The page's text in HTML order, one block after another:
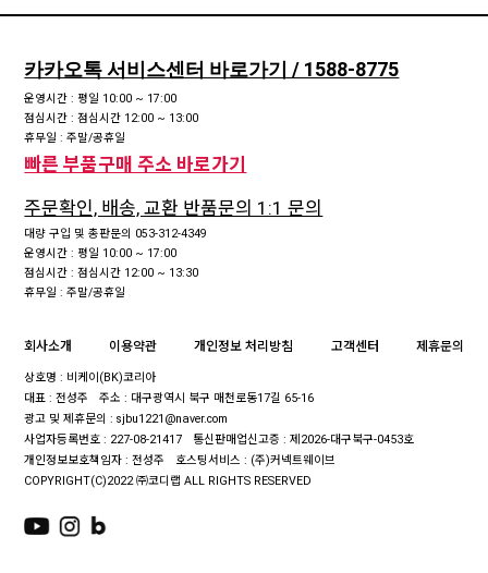
카카오톡 서비스센터 바로가기 / 1588-8775
운영시간 : 평일 10:00 ~ 17:00
점심시간 : 점심시간 12:00 ~ 13:00
휴무일 : 주말/공휴일
빠른 부품구매 주소 바로가기
주문확인, 배송, 교환 반품문의 1:1 문의
대량 구입 및 총판문의 053-312-4349
운영시간 : 평일 10:00 ~ 17:00
점심시간 : 점심시간 12:00 ~ 13:30
휴무일 : 주말/공휴일
회사소개 이용약관 개인정보 처리방침 고객센터 제휴문의
상호명 : 비케이(BK)코리아
대표 : 전성주
주소 : 대구광역시 북구 매천로동17길 65-16
광고 및 제휴문의 : sjbu1221@naver.com
사업자등록번호 : 227-08-21417
통신판매업신고증 : 제2026-대구북구-0453호
개인정보보호책임자 : 전성주
호스팅서비스 : (주)커넥트웨이브
COPYRIGHT(C)2022 ㈜코디랩 ALL RIGHTS RESERVED